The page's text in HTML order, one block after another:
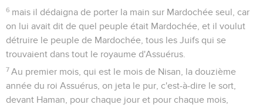
6 mais il dédaigna de porter la main sur Mardochée seul, car
on lui avait dit de quel peuple était Mardochée, et il voulut
détruire le peuple de Mardochée, tous les Juifs qui se
trouvaient dans tout le royaume d'Assuérus.
7 Au premier mois, qui est le mois de Nisan, la douzième
année du roi Assuérus, on jeta le pur, c'est-à-dire le sort,
devant Haman, pour chaque jour et pour chaque mois,